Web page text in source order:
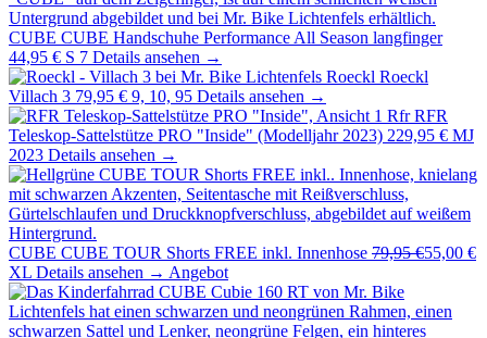
CUBE CUBE Handschuhe Performance All Season langfinger
44,95 € S 7 Details ansehen →
Roeckl Roeckl
Villach 3 79,95 € 9, 10, 95 Details ansehen →
Rfr RFR
Teleskop-Sattelstütze PRO "Inside" (Modelljahr 2023) 229,95 € MJ
2023 Details ansehen →
CUBE CUBE TOUR Shorts FREE inkl. Innenhose 79,95 €55,00 €
XL Details ansehen → Angebot